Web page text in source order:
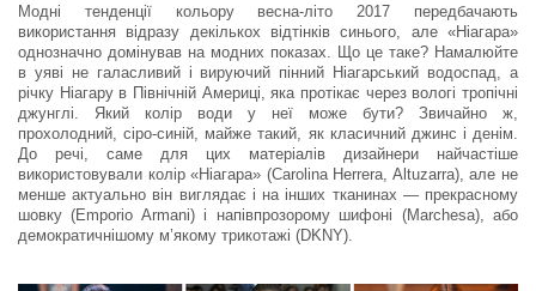
Модні тенденції кольору весна-літо 2017 передбачають
використання відразу декількох відтінків синього, але «Ніагара»
однозначно домінував на модних показах. Що це таке? Намалюйте
в уяві не галасливий і вируючий пінний Ніагарський водоспад, а
річку Ніагару в Північній Америці, яка протікає через вологі тропічні
джунглі. Який колір води у неї може бути? Звичайно ж,
прохолодний, сіро-синій, майже такий, як класичний джинс і денім.
До речі, саме для цих матеріалів дизайнери найчастіше
використовували колір «Ніагара» (Carolina Herrera, Altuzarra), але не
менше актуально він виглядає і на інших тканинах — прекрасному
шовку (Emporio Armani) і напівпрозорому шифоні (Marchesa), або
демократичнішому м’якому трикотажі (DKNY).